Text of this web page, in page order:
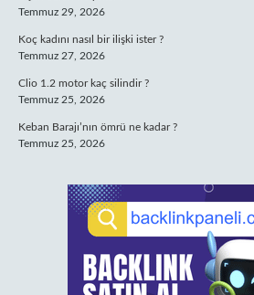
Temmuz 29, 2026
Koç kadını nasıl bir ilişki ister ?
Temmuz 27, 2026
Clio 1.2 motor kaç silindir ?
Temmuz 25, 2026
Keban Barajı’nın ömrü ne kadar ?
Temmuz 25, 2026